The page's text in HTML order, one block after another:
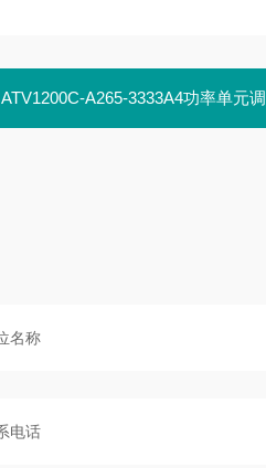
ATV1200C-A265-3333A4功率单元调理板 ATV1200C-5.553.006G